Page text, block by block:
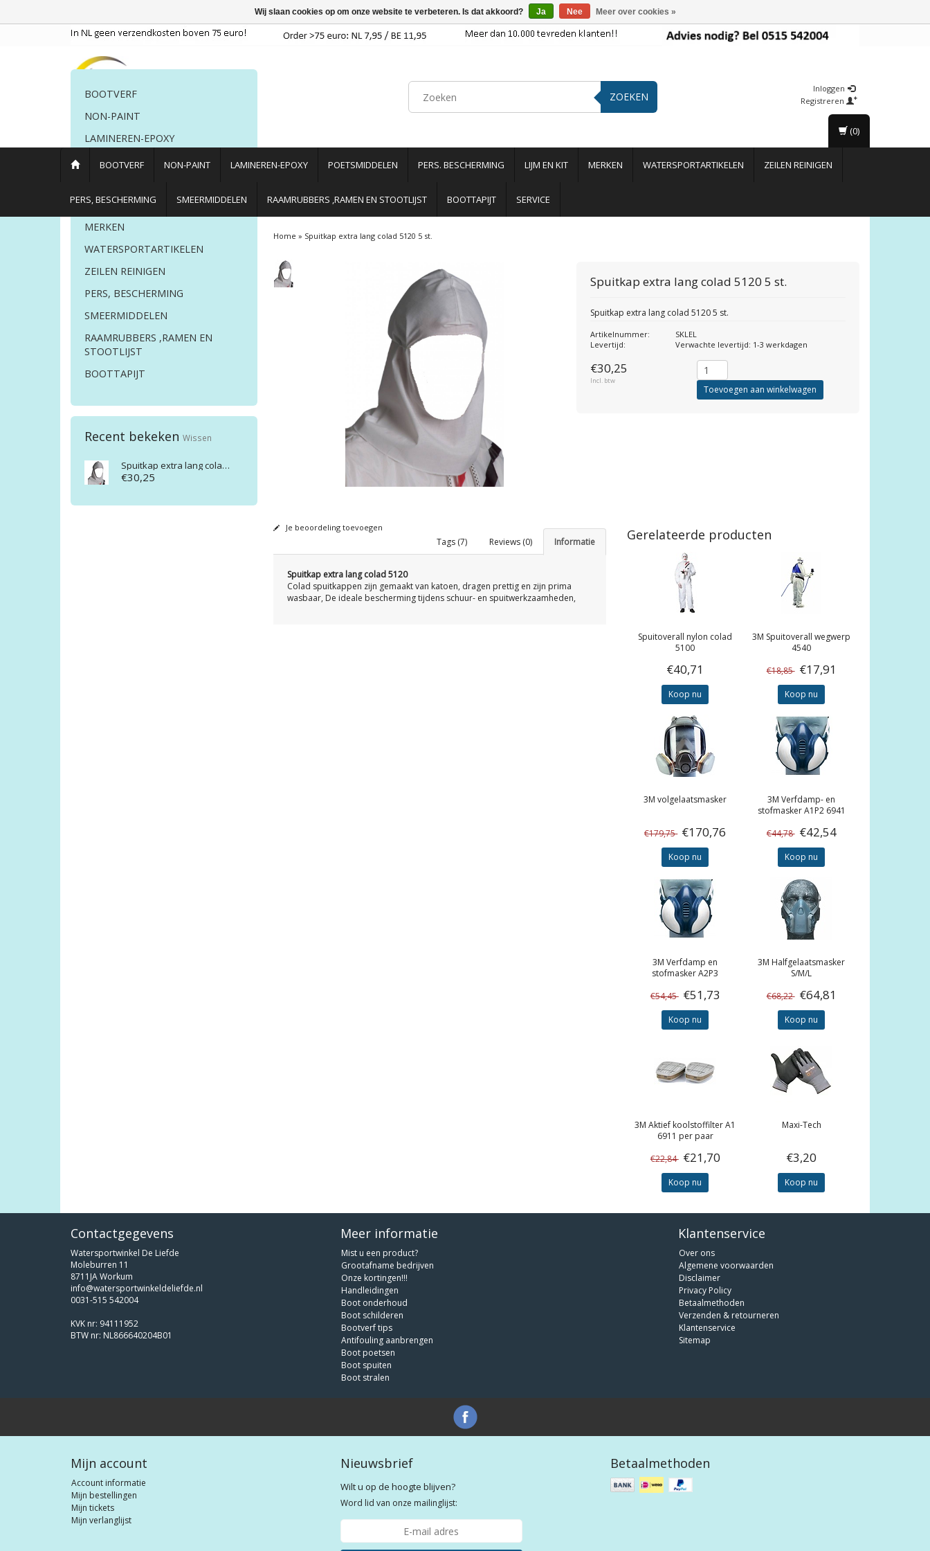
ZOEKEN
Inloggen
Registreren
BOOTVERF NON-PAINT LAMINEREN-EPOXY POETSMIDDELEN PERS. BESCHERMING LIJM EN KIT MERKEN WATERSPORTARTIKELEN ZEILEN REINIGEN
PERS, BESCHERMING SMEERMIDDELEN RAAMRUBBERS ,RAMEN EN STOOTLIJST BOOTTAPIJT SERVICE
(0)
BOOTVERF
NON-PAINT
LAMINEREN-EPOXY
POETSMIDDELEN
LIJM EN KIT
MERKEN
WATERSPORTARTIKELEN
ZEILEN REINIGEN
PERS, BESCHERMING
SMEERMIDDELEN
RAAMRUBBERS ,RAMEN EN
STOOTLIJST
BOOTTAPIJT
Recent bekeken Wissen
Spuitkap extra lang colad 5120 5st
€30,25
Home » Spuitkap extra lang colad 5120 5 st.
Spuitkap extra lang colad 5120 5 st.
Spuitkap extra lang colad 5120 5 st.
Artikelnummer:
SKLEL
Levertijd:
Verwachte levertijd: 1-3 werkdagen
€30,25
Incl. btw
Toevoegen aan winkelwagen
Je beoordeling toevoegen
Informatie
Reviews (0)
Tags (7)
Spuitkap extra lang colad 5120
Colad spuitkappen zijn gemaakt van katoen, dragen prettig en zijn prima
wasbaar, De ideale bescherming tijdens schuur- en spuitwerkzaamheden,
Gerelateerde producten
Spuitoverall nylon colad
5100
€40,71
Koop nu
3M Spuitoverall wegwerp
4540
€18,85 €17,91
Koop nu
3M volgelaatsmasker
€179,75 €170,76
Koop nu
3M Verfdamp- en
stofmasker A1P2 6941
€44,78 €42,54
Koop nu
3M Verfdamp en
stofmasker A2P3
€54,45 €51,73
Koop nu
3M Halfgelaatsmasker
S/M/L
€68,22 €64,81
Koop nu
3M Aktief koolstoffilter A1
6911 per paar
€22,84 €21,70
Koop nu
Maxi-Tech
€3,20
Koop nu
Contactgegevens
Watersportwinkel De Liefde
Moleburren 11
8711JA Workum
info@watersportwinkeldeliefde.nl
0031-515 542004
KVK nr: 94111952
BTW nr: NL866640204B01
Meer informatie
Mist u een product?
Grootafname bedrijven
Onze kortingen!!!
Handleidingen
Boot onderhoud
Boot schilderen
Bootverf tips
Antifouling aanbrengen
Boot poetsen
Boot spuiten
Boot stralen
Klantenservice
Over ons
Algemene voorwaarden
Disclaimer
Privacy Policy
Betaalmethoden
Verzenden & retourneren
Klantenservice
Sitemap
Mijn account
Account informatie
Mijn bestellingen
Mijn tickets
Mijn verlanglijst
Nieuwsbrief
Wilt u op de hoogte blijven?
Word lid van onze mailinglijst:
Betaalmethoden
Wij slaan cookies op om onze website te verbeteren. Is dat akkoord? Ja Nee Meer over cookies »